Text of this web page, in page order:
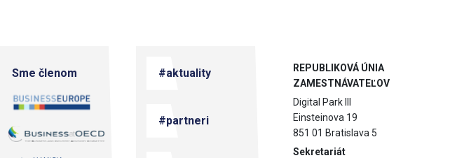
Sme členom #aktuality
#partneri
REPUBLIKOVÁ ÚNIA
ZAMESTNÁVATEĽOV
Digital Park III
Einsteinova 19
851 01 Bratislava 5
Sekretariát